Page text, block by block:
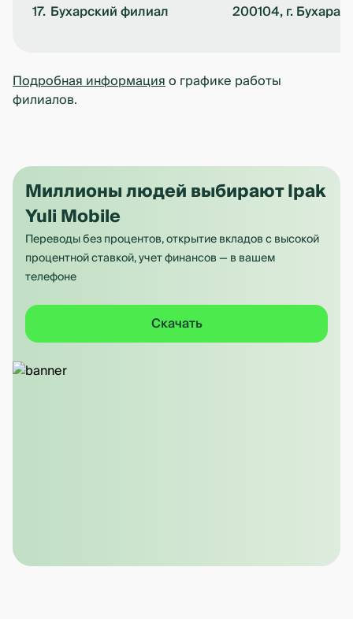
17. Бухарский филиал 200104, г.
Подробная информацияо графике работы
филиалов.
Миллионы людей выбирают Ipak
Yuli Mobile
Переводы без процентов, открытие вкладов с высокой
процентной ставкой, учет финансов — в вашем
телефоне
Скачать